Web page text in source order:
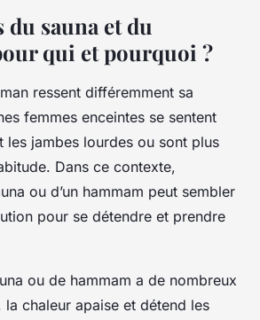
du sauna et du
qui et pourquoi ?
ressent différemment sa
femmes enceintes se sentent
les jambes lourdes ou sont plus
Dans ce contexte,
ou d’un hammam peut sembler
pour se détendre et prendre
ou de hammam a de nombreux
chaleur apaise et détend les